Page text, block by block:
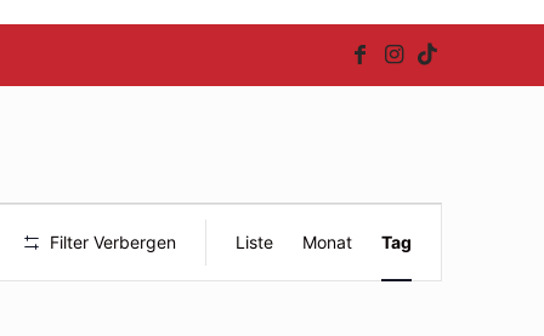
Filter Verbergen Liste Monat Tag